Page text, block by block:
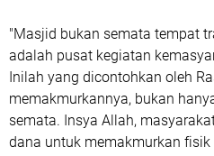
"Masjid bukan semata tempat
adalah pusat kegiatan
Inilah yang dicontohkan oleh
memakmurkannya, bukan
semata. Insya Allah,
dana untuk memakmurkan